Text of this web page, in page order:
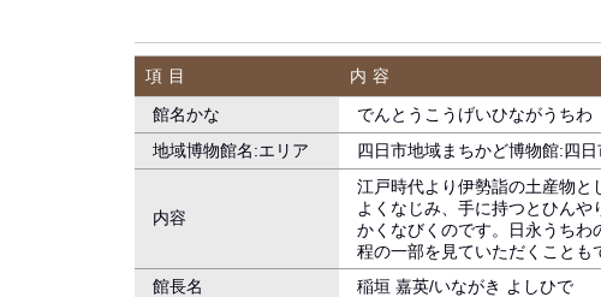
項目
内容
館名かな
でんとうこうげいひながうちわ
地域博物館名:エリア
四日市地域まちかど博物館:四日
内容
江戸時代より伊勢詣の土産物と
よくなじみ、手に持つとひん
かくなびくのです。日永うちわ
程の一部を見ていただくことも
館長名
稲垣 嘉英/いながき よしひで